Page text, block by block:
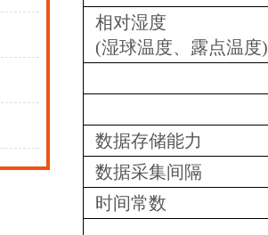
相对湿度
(湿球温度、露点温度)
数据存储能力
数据采集间隔
时间常数